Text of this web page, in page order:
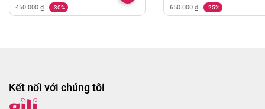
450.000 ₫ -30% 650.000 ₫ -25%
Kết nối với chúng tôi